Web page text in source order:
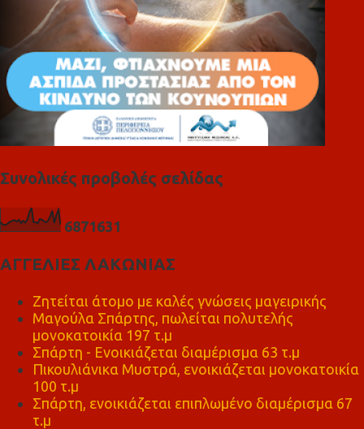
Συνολικές προβολές σελίδας
6871631
ΑΓΓΕΛΙΕΣ ΛΑΚΩΝΙΑΣ
Ζητείται άτομο με καλές γνώσεις μαγειρικής
Μαγούλα Σπάρτης, πωλείται πολυτελής
μονοκατοικία 197 τ.μ
Σπάρτη - Ενοικιάζεται διαμέρισμα 63 τ.μ
Πικουλιάνικα Μυστρά, ενοικιάζεται μονοκατοικία
100 τ.μ
Σπάρτη, ενοικιάζεται επιπλωμένο διαμέρισμα 67
τ.μ